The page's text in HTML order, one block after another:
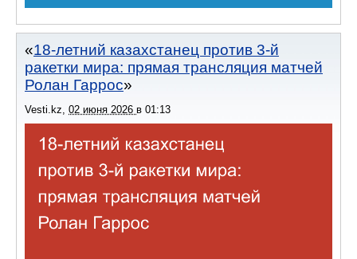
18-летний казахстанец против 3-й
ракетки мира: прямая трансляция матчей
Ролан Гаррос
Vesti.kz, 02 июня 2026 в 01:13